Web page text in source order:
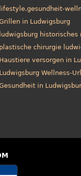
lifestyle.gesundheit-
in Ludwigsburg
ludwigsburg
plastische chirurgie
Haustiere versorgen in
Ludwigsburg Wellness-
in